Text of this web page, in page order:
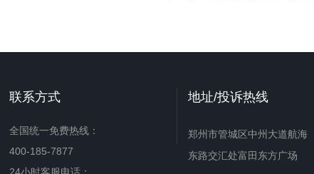
联系方式
全国统一免费热线：
400-185-7877
地址/投诉热线
郑州市管城区中州大道航海
东路交汇处富田东方广场